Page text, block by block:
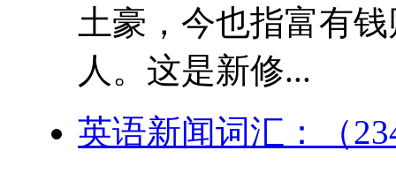
土豪，今也指富有
人。这是新修...
英语新闻词汇：（